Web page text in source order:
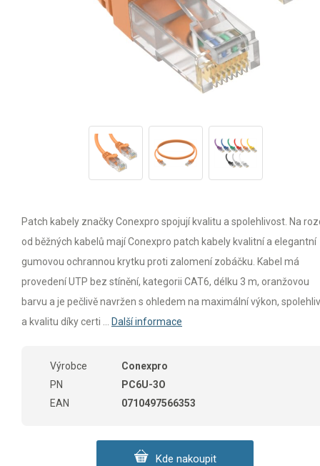
Patch kabely značky Conexpro spojují kvalitu a spolehlivost. Na
od běžných kabelů mají Conexpro patch kabely kvalitní a elegantní
gumovou ochrannou krytku proti zalomení zobáčku. Kabel má
provedení UTP bez stínění, kategorii CAT6, délku 3 m, oranžovou
barvu a je pečlivě navržen s ohledem na maximální výkon,
a kvalitu díky certi ...
Další informace
Výrobce
Conexpro
PN
PC6U-3O
EAN
0710497566353
Kde nakoupit